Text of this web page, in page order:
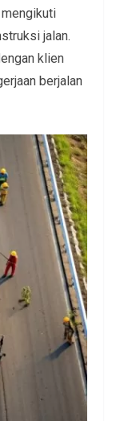
jalan.
klien
berjalan